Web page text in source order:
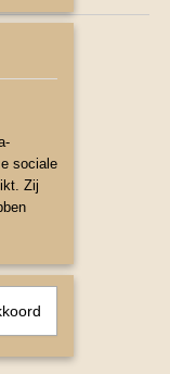
sociale
Zij